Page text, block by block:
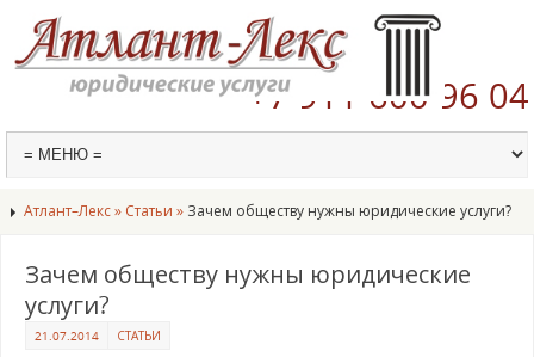
Запишитесь на
консультацию:
+7 911 600 96 04
Атлант–Лекс » Статьи » Зачем обществу нужны юридические услуги?
Зачем обществу нужны юридические
услуги?
21.07.2014 СТАТЬИ